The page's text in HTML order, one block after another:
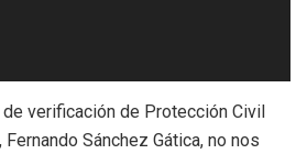
verificación de Protección Civil
Sánchez Gática, no nos